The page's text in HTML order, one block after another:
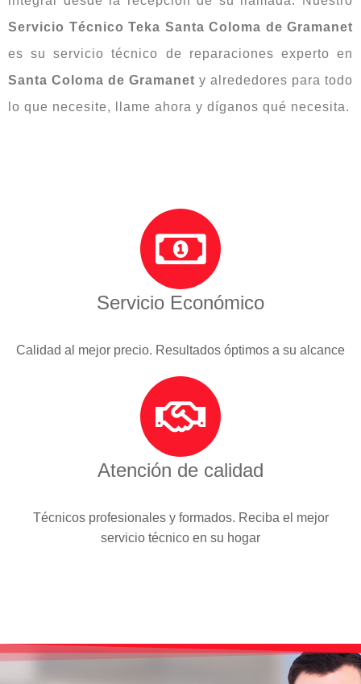
Servicio Técnico Teka Santa Coloma de Gramanet
es su servicio técnico de reparaciones experto en
Santa Coloma de Gramanet y alrededores para todo
lo que necesite, llame ahora y díganos qué necesita.
Servicio Económico
Calidad al mejor precio. Resultados óptimos a su alcance
Atención de calidad
Técnicos profesionales y formados. Reciba el mejor
servicio técnico en su hogar